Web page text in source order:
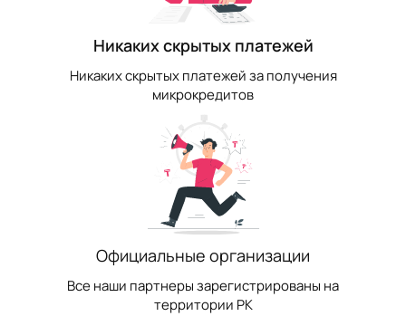
Никаких скрытых платежей
Никаких скрытых платежей за получения
микрокредитов
Официальные организации
Все наши партнеры зарегистрированы на
территории РК